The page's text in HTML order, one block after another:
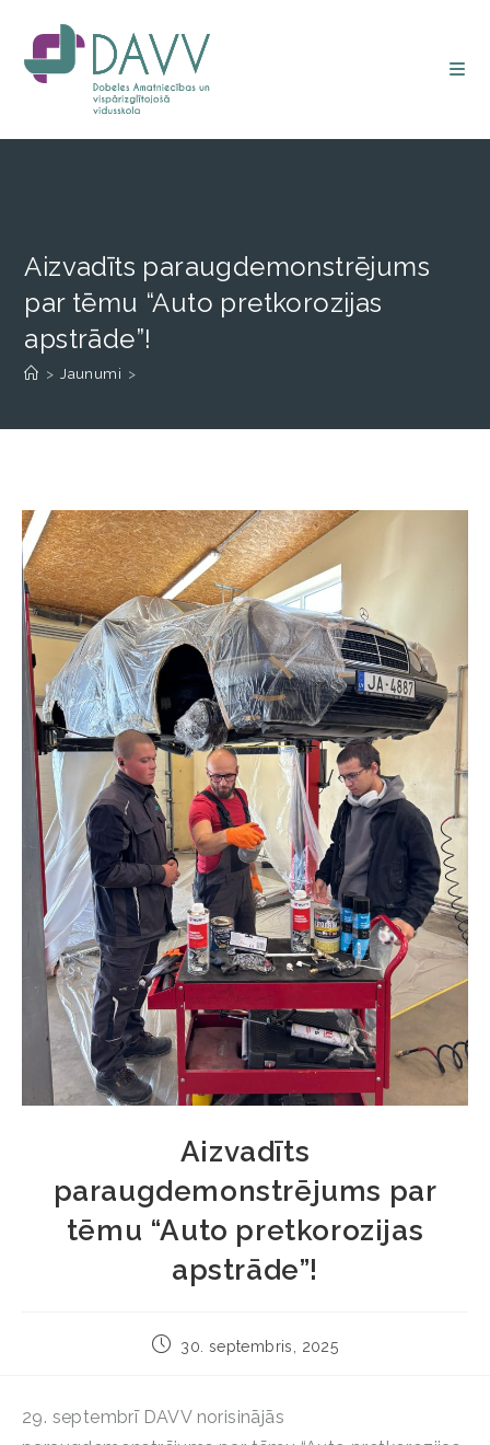
Aizvadīts paraugdemonstrējums
par tēmu “Auto pretkorozijas
apstrāde”!
> Jaunumi >
Aizvadīts
paraugdemonstrējums par
tēmu “Auto pretkorozijas
apstrāde”!
30. septembris, 2025
29. septembrī DAVV norisinājās